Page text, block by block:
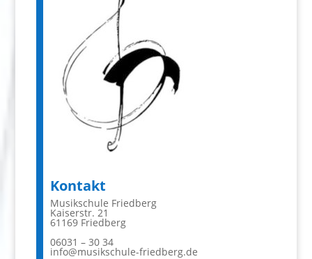
Kontakt
Musikschule Friedberg
Kaiserstr. 21
61169 Friedberg
06031 – 30 34
info@musikschule-friedberg.de